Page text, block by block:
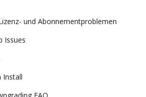
und Abonnementproblemen
Issues
Install